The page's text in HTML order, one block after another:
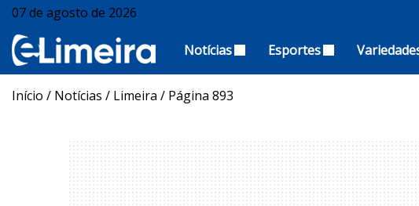
07 de agosto de 2026
Notícias Esportes
Início / Notícias / Limeira / Página 893